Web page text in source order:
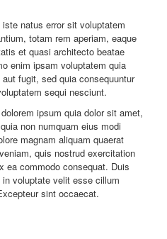
natus error sit voluptatem
totam rem aperiam, eaque
et quasi architecto beatae
enim ipsam voluptatem quia
fugit, sed quia consequuntur
sequi nesciunt.
ipsum quia dolor sit amet,
non numquam eius modi
magnam aliquam quaerat
quis nostrud exercitation
ea commodo consequat. Duis
voluptate velit esse cillum
sint occaecat.